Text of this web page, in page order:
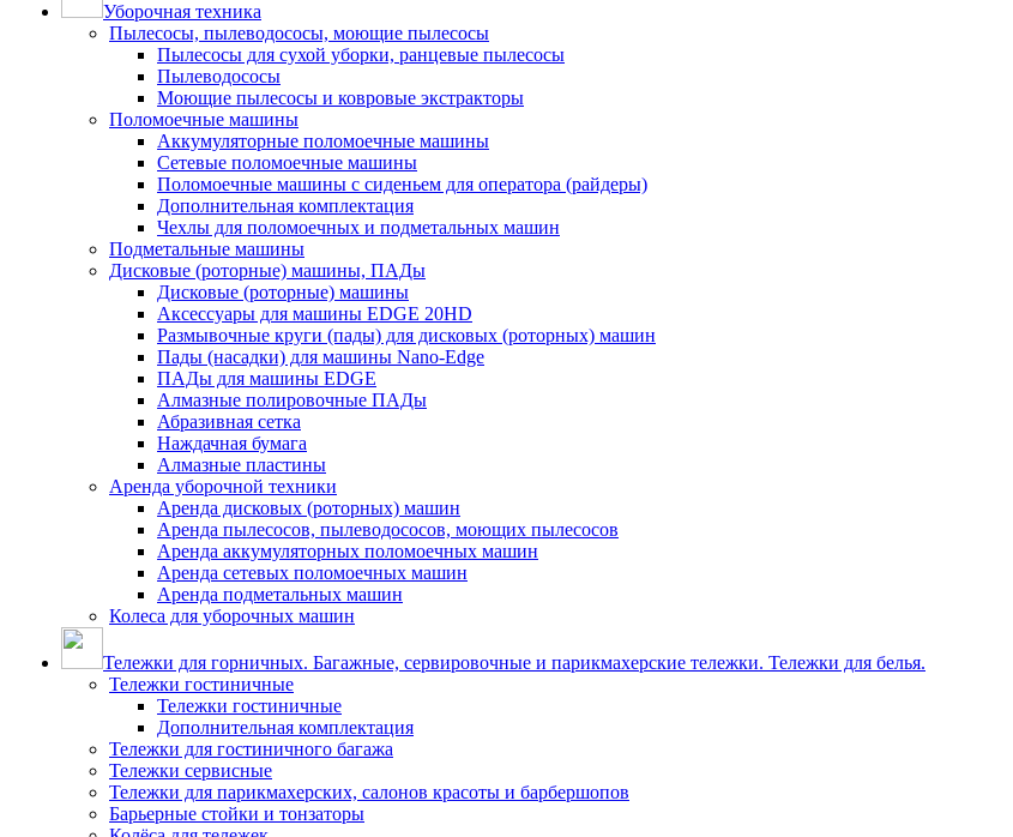
Уборочная техника
Пылесосы, пылеводососы, моющие пылесосы
Пылесосы для сухой уборки, ранцевые пылесосы
Пылеводососы
Моющие пылесосы и ковровые экстракторы
Поломоечные машины
Аккумуляторные поломоечные машины
Сетевые поломоечные машины
Поломоечные машины с сиденьем для оператора (райдеры)
Дополнительная комплектация
Чехлы для поломоечных и подметальных машин
Подметальные машины
Дисковые (роторные) машины, ПАДы
Дисковые (роторные) машины
Аксессуары для машины EDGE 20HD
Размывочные круги (пады) для дисковых (роторных) машин
Пады (насадки) для машины Nano-Edge
ПАДы для машины EDGE
Алмазные полировочные ПАДы
Абразивная сетка
Наждачная бумага
Алмазные пластины
Аренда уборочной техники
Аренда дисковых (роторных) машин
Аренда пылесосов, пылеводососов, моющих пылесосов
Аренда аккумуляторных поломоечных машин
Аренда сетевых поломоечных машин
Аренда подметальных машин
Колеса для уборочных машин
Тележки для горничных. Багажные, сервировочные и парикмахерские тележки. Тележки для белья.
Тележки гостиничные
Тележки гостиничные
Дополнительная комплектация
Тележки для гостиничного багажа
Тележки сервисные
Тележки для парикмахерских, салонов красоты и барбершопов
Барьерные стойки и тонзаторы